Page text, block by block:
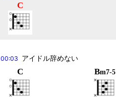
C
00:03 アイドル辞めない
C Bm7-5